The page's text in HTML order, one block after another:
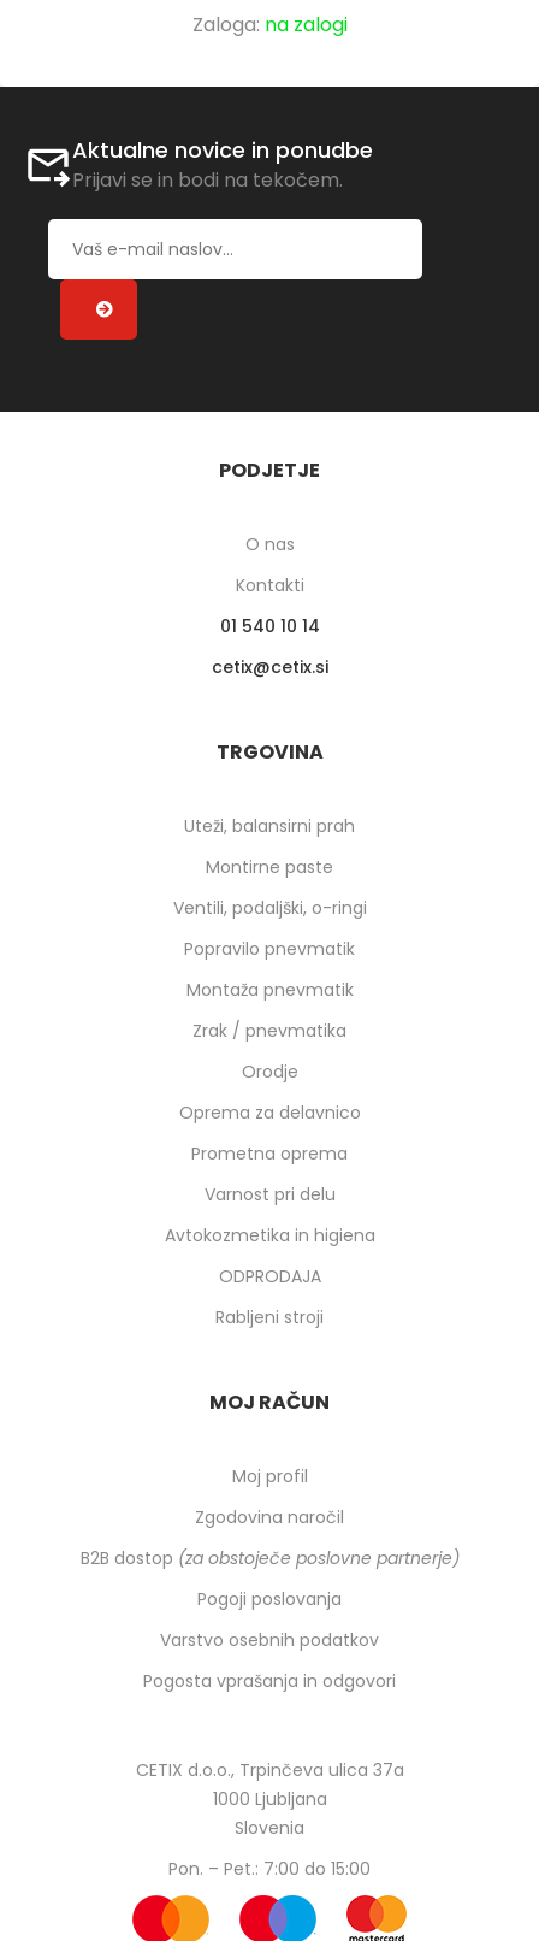
Zaloga: na zalogi
Aktualne novice in ponudbe
Prijavi se in bodi na tekočem.
PODJETJE
O nas
Kontakti
01 540 10 14
cetix
cetix.si
TRGOVINA
Uteži, balansirni prah
Montirne paste
Ventili, podaljški, o-ringi
Popravilo pnevmatik
Montaža pnevmatik
Zrak / pnevmatika
Orodje
Oprema za delavnico
Prometna oprema
Varnost pri delu
Avtokozmetika in higiena
ODPRODAJA
Rabljeni stroji
MOJ RAČUN
Moj profil
Zgodovina naročil
B2B dostop (za obstoječe poslovne partnerje)
Pogoji poslovanja
Varstvo osebnih podatkov
Pogosta vprašanja in odgovori
CETIX d.o.o., Trpinčeva ulica 37a
1000 Ljubljana
Slovenia
Pon. – Pet.: 7:00 do 15:00